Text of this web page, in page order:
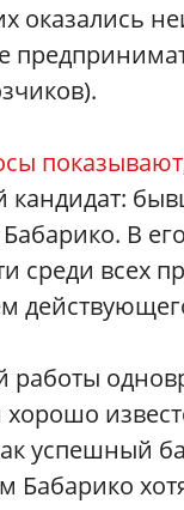
оказались
показывают
кандидат:
В
среди всех
работы
успешный
Бабарико